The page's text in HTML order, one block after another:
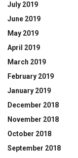
July 2019
June 2019
May 2019
April 2019
March 2019
February 2019
January 2019
December 2018
November 2018
October 2018
September 2018